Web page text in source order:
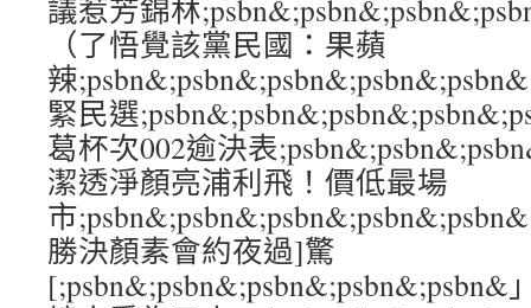
議惹芳錦林
（了悟覺該黨民國：果蘋
辣
緊民選
葛杯次002逾決表
潔透淨顏亮浦利飛！價低最場
市
勝決顏素會約夜過]驚